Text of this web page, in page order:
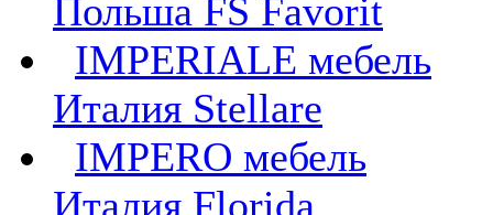
Польша FS Favorit
IMPERIALE мебель
Италия Stellare
IMPERO мебель
Италия Florida